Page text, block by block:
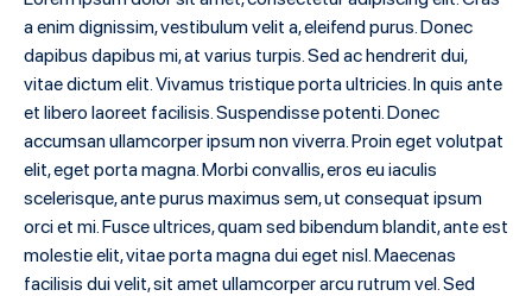
a enim dignissim, vestibulum velit a, eleifend purus. Donec
dapibus dapibus mi, at varius turpis. Sed ac hendrerit dui,
vitae dictum elit. Vivamus tristique porta ultricies. In quis ante
et libero laoreet facilisis. Suspendisse potenti. Donec
accumsan ullamcorper ipsum non viverra. Proin eget volutpat
elit, eget porta magna. Morbi convallis, eros eu iaculis
scelerisque, ante purus maximus sem, ut consequat ipsum
orci et mi. Fusce ultrices, quam sed bibendum blandit, ante est
molestie elit, vitae porta magna dui eget nisl. Maecenas
facilisis dui velit, sit amet ullamcorper arcu rutrum vel. Sed